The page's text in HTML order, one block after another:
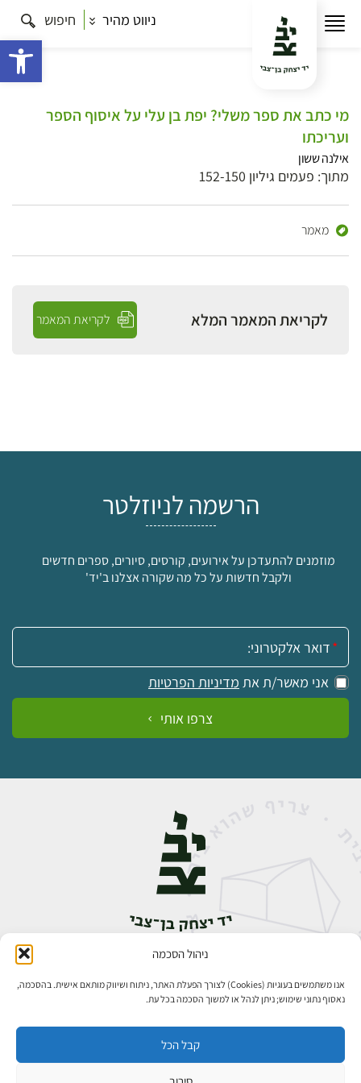
ניהול הסכמה
אנו משתמשים בעוגיות (Cookies) לצורך הפעלת האתר, ניתוח ושיווק מותאם אישית. בהסכמה,
נאסוף נתוני שימוש; ניתן לנהל או למשוך הסכמה בכל עת.
קבל הכל
ניווט מהיר חיפוש
מי כתב את ספר משלי? יפת בן עלי על איסוף הספר
ועריכתו
אילנה ששון
מתוך: פעמים גיליון 152-150
מאמר
לקריאת המאמר המלא לקריאת המאמר
הרשמה לניוזלטר
מוזמנים להתעדכן על אירועים, קורסים, סיורים, ספרים חדשים
ולקבל חדשות על כל מה שקורה אצלנו ב'יד'
אימייל:
אני מאשר/ת את מדיניות הפרטיות
צרפו אותי
אבן גבירול 14, רחביה, ירושלים